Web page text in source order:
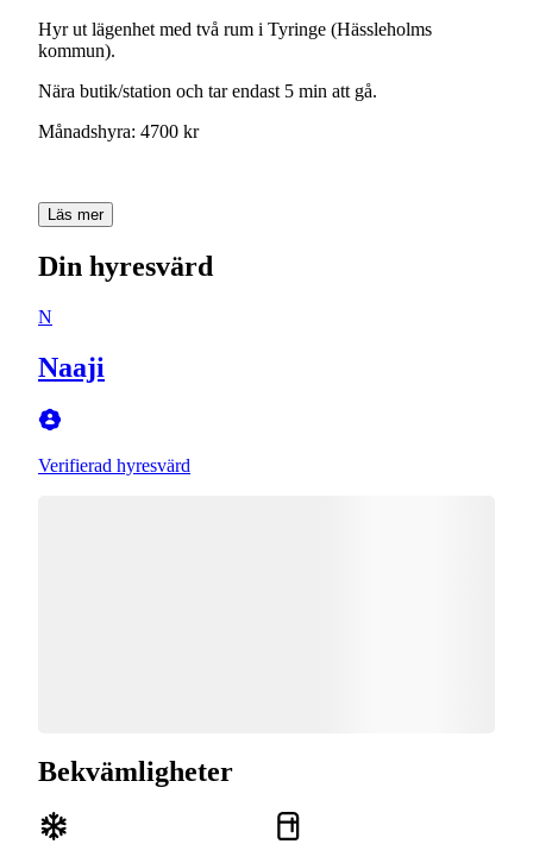
Hyrut lägenhet med två rum i Tyringe (Hässleholms
kommun).
Nära butik/station och tarendast 5 min att gå.
Månadshyra: 4700 kr
Läs mer
Din hyresvärd
N
Naaji
Verifierad hyresvärd
Bekvämligheter